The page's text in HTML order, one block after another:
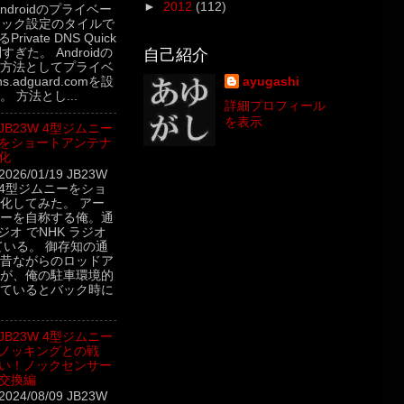
のプライベー
ク設定のタイルで
Private DNS Quick
ぎた。 Androidの
法としてプライベ
を設
方法とし...
4型ジムニー
ショートアンテナ
01/19 JB23W
型ジムニーをショ
してみた。 アー
を自称する俺。通
オ でNHK ラジオ
る。 御存知の通
ながらのロッドア
、俺の駐車環境的
いるとバック時に
4型ジムニー
ッキングとの戦
！ノックセンサー
換編
08/09 JB23W
► 2012 (112)
自己紹介
ayugashi
詳細プロフィール
を表示